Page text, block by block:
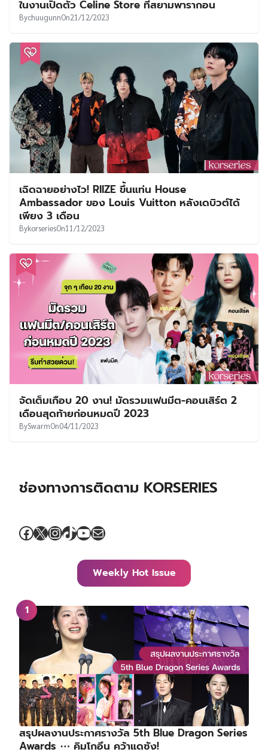
ในงานเปิดตัว Celine Store ที่สยามพารากอน
BychuugunnOn21/12/2023
เฉิดฉายอย่างไว! RIIZE ขึ้นแท่น House
Ambassador ของ Louis Vuitton หลังเดบิวต์ได้
เพียง 3 เดือน
BykorseriesOn11/12/2023
จัดเต็มเกือบ 20 งาน! มัดรวมแฟนมีต-คอนเสิร์ต 2
เดือนสุดท้ายก่อนหมดปี 2023
BySwarmOn04/11/2023
ช่องทางการติดตาม KORSERIES
Facebook
X Instagram
TikTok
YouTube
Mail
Weekly Hot Issue
สรุปผลงานประกาศรางวัล 5th Blue Dragon Series
Awards ⋯ คิมโกอึน คว้าแดซัง!